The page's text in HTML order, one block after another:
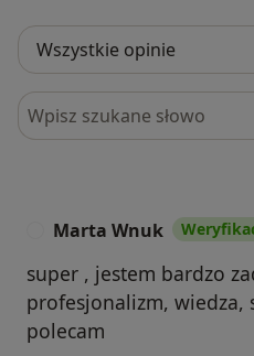
Szukaj w opiniach
Marta Wnuk
super , jestem bardzo
profesjonalizm, wiedza,
polecam